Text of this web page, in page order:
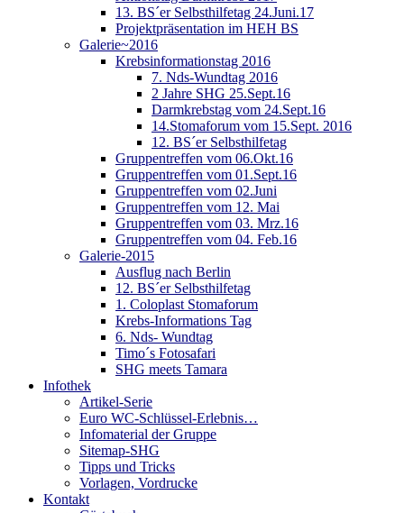
13. BS´er Selbsthilfetag 24.Juni.17
Projektpräsentation im HEH BS
Galerie~2016
Krebsinformationstag 2016
7. Nds-Wundtag 2016
2 Jahre SHG 25.Sept.16
Darmkrebstag vom 24.Sept.16
14.Stomaforum vom 15.Sept. 2016
12. BS´er Selbsthilfetag
Gruppentreffen vom 06.Okt.16
Gruppentreffen vom 01.Sept.16
Gruppentreffen vom 02.Juni
Gruppentreffen vom 12. Mai
Gruppentreffen vom 03. Mrz.16
Gruppentreffen vom 04. Feb.16
Galerie-2015
Ausflug nach Berlin
12. BS´er Selbsthilfetag
1. Coloplast Stomaforum
Krebs-Informations Tag
6. Nds- Wundtag
Timo´s Fotosafari
SHG meets Tamara
Infothek
Artikel-Serie
Euro WC-Schlüssel-Erlebnis…
Infomaterial der Gruppe
Sitemap-SHG
Tipps und Tricks
Vorlagen, Vordrucke
Kontakt